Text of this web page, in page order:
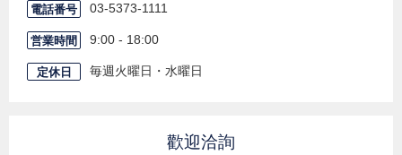
電話番号 03-5373-1111
営業時間 9:00 - 18:00
定休日 毎週火曜日・水曜日
歡迎洽詢